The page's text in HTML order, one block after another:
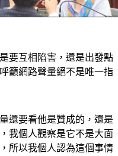
要互相陷害，還是出發點
籲網路聲量絕不是唯一指
還要看他是贊成的，還是
我個人觀察是它不是大面
所以我個人認為這個事情